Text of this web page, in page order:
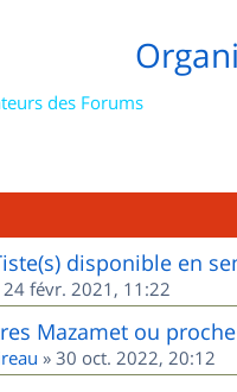
des Forums
disponible en
24 févr. 2021, 11:22
Mazamet ou proche
» 30 oct. 2022, 20:12